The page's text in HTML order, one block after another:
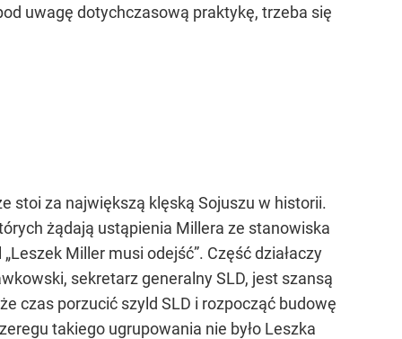
uwagę dotychczasową praktykę, trzeba się
stoi za największą klęską Sojuszu w historii.
żądają ustąpienia Millera ze stanowiska
Miller musi odejść”. Część działaczy
sekretarz generalny SLD, jest szansą
czas porzucić szyld SLD i rozpocząć budowę
takiego ugrupowania nie było Leszka